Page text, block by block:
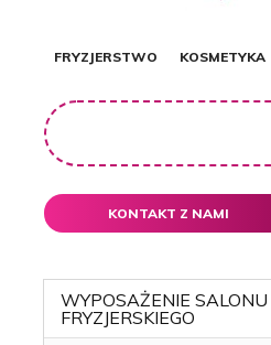
FRYZJERSTWO KOSMETYKA
KONTAKT Z NAMI
WYPOSAŻENIE SALONU
FRYZJERSKIEGO